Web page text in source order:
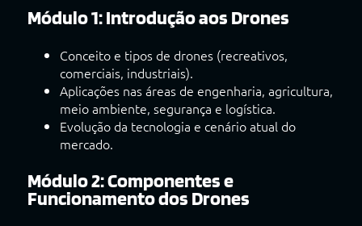
Módulo 1: Introdução aos Drones
Conceito e tipos de drones (recreativos,
comerciais, industriais).
Aplicações nas áreas de engenharia, agricultura,
meio ambiente, segurança e logística.
Evolução da tecnologia e cenário atual do
mercado.
Módulo 2: Componentes e
Funcionamento dos Drones